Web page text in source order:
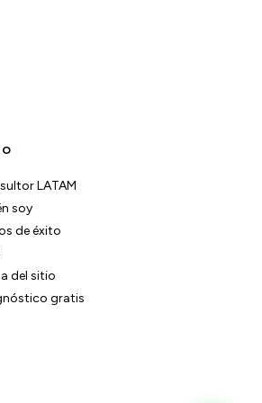
LATAM
soy
de éxito
del sitio
gratis